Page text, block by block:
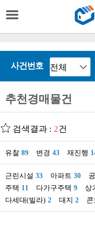
사건번호
추천경매물건
검색결과 : 2건
유찰 89 변경 43 재진행
근린시설 33 아파트 30
주택 11 다가구주택 9 상
다세대(빌라) 2 대지 2